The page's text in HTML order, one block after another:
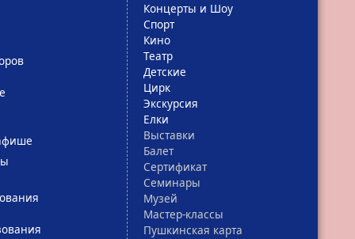
Концерты и Шоу
Спорт
Кино
Театр
Детские
Цирк
Экскурсия
Елки
Выставки
Балет
Сертификат
Семинары
Музей
Мастер-классы
Пушкинская карта